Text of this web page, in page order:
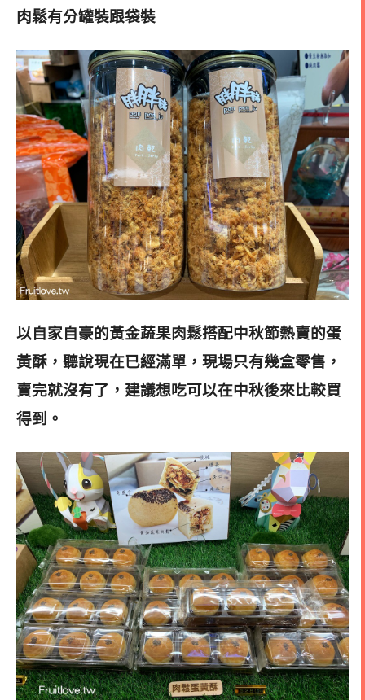
肉鬆有分罐裝跟袋裝
以自家自豪的黃金蔬果肉鬆搭配中秋節熱賣的蛋
黃酥，聽說現在已經滿單，現場只有幾盒零售，
賣完就沒有了，建議想吃可以在中秋後來比較買
得到 。